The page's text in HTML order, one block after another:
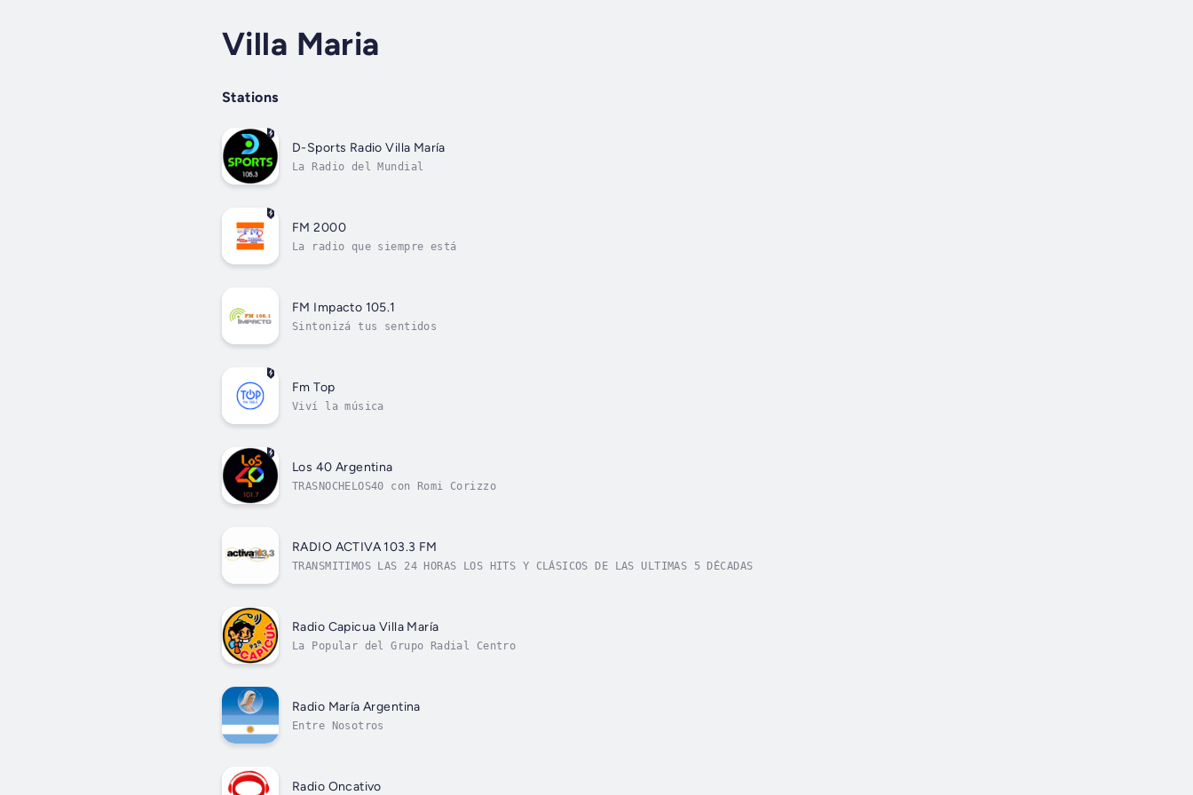
Villa Maria
Stations
D-Sports Radio Villa María
La Radio del Mundial
FM 2000
La radio que siempre está
FM Impacto 105.1
Sintonizá tus sentidos
Fm Top
Viví la música
Los 40 Argentina
TRASNOCHELOS40 con Romi Corizzo
RADIO ACTIVA 103.3 FM
TRANSMITIMOS LAS 24 HORAS LOS HITS Y CLÁSICOS DE LAS ULTIMAS 5 DÉCADAS
Radio Capicua Villa María
La Popular del Grupo Radial Centro
Radio María Argentina
Entre Nosotros
Radio Oncativo